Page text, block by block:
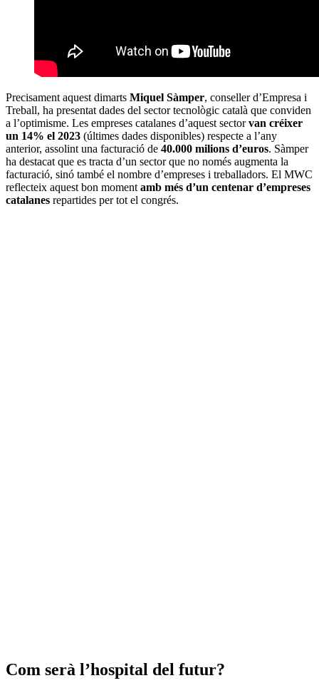
Precisament aquest dimarts Miquel Sàmper, conseller d’Empresa i
Treball, ha presentat dades del sector tecnològic català que conviden
a l’optimisme. Les empreses catalanes d’aquest sectorvan créixer
un 14% el 2023 (últimes dades disponibles) respecte a l’any
anterior, assolint una facturació de 40.000 milions d’euros. Sàmper
ha destacat que es tracta d’un sector que no només augmenta la
facturació, sinó també el nombre d’empreses i treballadors. El MWC
reflecteix aquest bon moment amb més d’un centenar d’empreses
catalanes repartides per tot el congrés.
Com serà l’hospital del futur?